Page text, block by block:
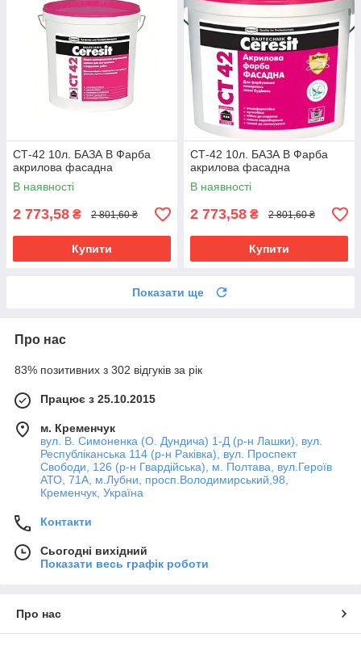
СТ-42 10л. БАЗА В Фарба
акрилова фасадна
В наявності
2 773,58 ₴ 2 801,60 ₴
Купити
СТ-42 10л. БАЗА В Фарба
акрилова фасадна
В наявності
2 773,58 ₴ 2 801,60 ₴
Купити
Показати ще
Про нас
83% позитивних з 302 відгуків за рік
Працює з 25.10.2015
м. Кременчук
вул. В. Симоненка (О. Дундича) 1-Д (р-н Лашки), вул.
Республіканська 114 (р-н Раківка), вул. Проспект
Свободи, 126 (р-н Гвардійська), м. Полтава, вул.Героїв
АТО, 71А, м.Лубни, просп.Володимирський,98,
Кременчук, Україна
Контакти
Сьогодні вихідний
Показати весь графік роботи
Про нас